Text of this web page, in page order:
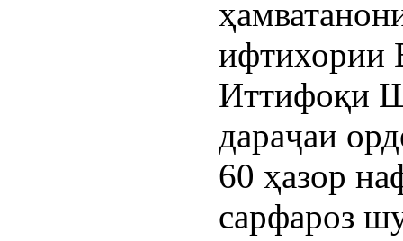
ифтихории
Иттифоқи
дараҷаи
60 ҳазор
сарфароз